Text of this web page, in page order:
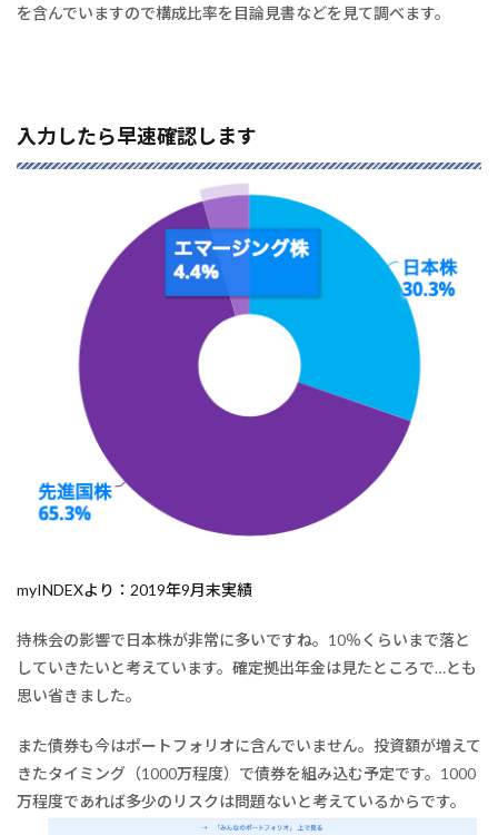
を含んでいますので構成比率を目論見書などを見て調べます。
入力したら早速確認します
myINDEXより：2019年9月末実績
持株会の影響で日本株が非常に多いですね。10％くらいまで落と
していきたいと考えています。確定拠出年金は見たところで…とも
思い省きました。
また債券も今はポートフォリオに含んでいません。投資額が増えて
きたタイミング（1000万程度）で債券を組み込む予定です。1000
万程度であれば多少のリスクは問題ないと考えているからです。